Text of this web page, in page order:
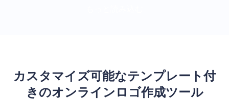
カスタマイズ可能なテンプレート付
きのオンラインロゴ作成ツール